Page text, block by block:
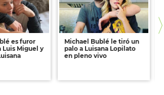
es furor
Luis Miguel y
Michael Bublé le tiró un
palo a Luisana Lopilato
en pleno vivo